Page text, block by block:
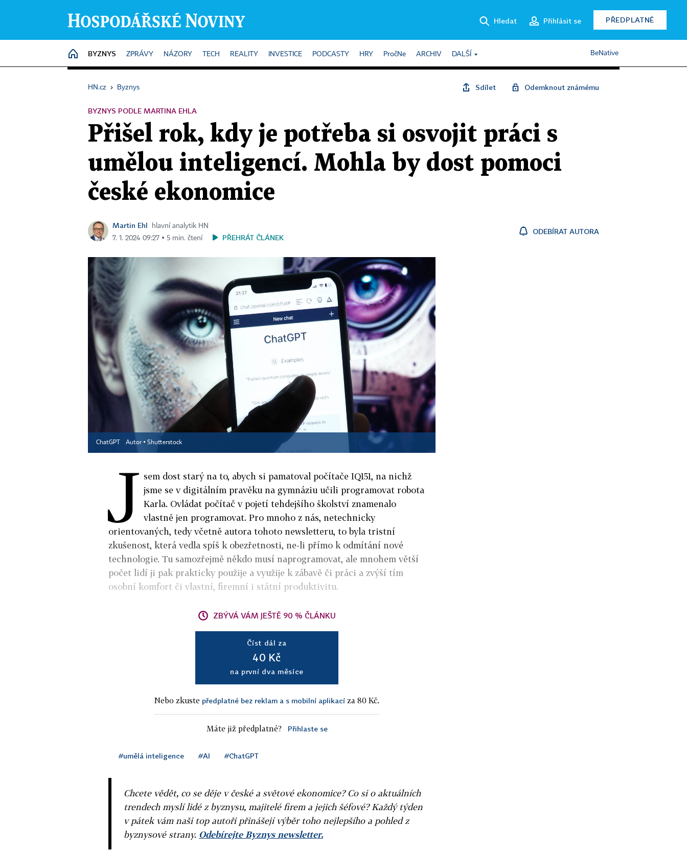
Hledat Přihlásit se PŘEDPLATNÉ
HOME
BYZNYS ZPRÁVY NÁZORY TECH REALITY INVESTICE PODCASTY HRY PročNe ARCHIV DALŠÍ BeNative
HN.cz › Byznys Sdílet Odemknout známému
BYZNYS PODLE MARTINA EHLA
Přišel rok, kdy je potřeba si osvojit práci s
umělou inteligencí. Mohla by dost pomoci
české ekonomice
Martin Ehl
hlavní analytik HN
7. 1. 2024 09:27 ▪ 5 min. čtení
PŘEHRÁT ČLÁNEK
ODEBÍRAT AUTORA
ChatGPT Autor ▪ Shutterstock
J sem dost starý na to, abych si pamatoval počítače IQ151, na nichž
jsme se v digitálním pravěku na gymnáziu učili programovat robota
Karla. Ovládat počítač v pojetí tehdejšího školství znamenalo
vlastně jen programovat. Pro mnoho z nás, netechnicky
orientovaných, tedy včetně autora tohoto newsletteru, to byla tristní
zkušenost, která vedla spíš k obezřetnosti, ne-li přímo k odmítání nové
technologie. Tu samozřejmě někdo musí naprogramovat, ale mnohem větší
počet lidí ji pak prakticky použije a využije k zábavě či práci a zvýší tím
osobní komfort či vlastní, firemní i státní produktivitu.
ZBÝVÁ VÁM JEŠTĚ 90 % ČLÁNKU
Číst dál za
40 Kč
na první dva měsíce
Nebo zkuste předplatné bez reklam a s mobilní aplikací za 80 Kč.
Máte již předplatné? Přihlaste se
#umělá inteligence #AI #ChatGPT
Chcete vědět, co se děje v české a světové ekonomice? Co si o aktuálních
trendech myslí lidé z byznysu, majitelé firem a jejich šéfové? Každý týden
v pátek vám naši top autoři přinášejí výběr toho nejlepšího a pohled z
byznysové strany. Odebírejte Byznys newsletter.